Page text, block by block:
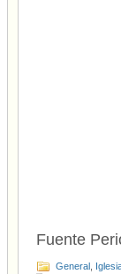
Fuente
General